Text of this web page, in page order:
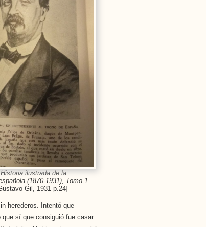
ilustrada de la
(1870-1931), Tomo 1 .–
Gil, 1931 p.24]
herederos. Intentó que
sí que consiguió fue casar